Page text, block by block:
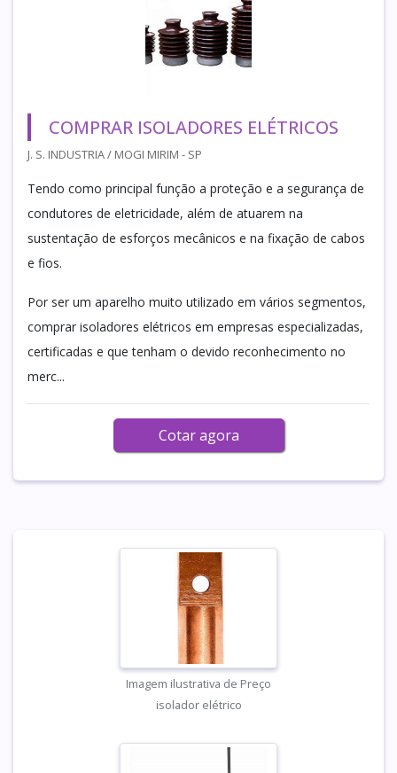
COMPRAR ISOLADORES ELÉTRICOS
J. S. INDUSTRIA / MOGI MIRIM - SP
Tendo como principal função a proteção e a segurança de
condutores de eletricidade, além de atuarem na
sustentação de esforços mecânicos e na fixação de cabos
e fios.
Por ser um aparelho muito utilizado em vários segmentos,
comprar isoladores elétricos em empresas especializadas,
certificadas e que tenham o devido reconhecimento no
merc...
Cotar agora
Imagem ilustrativa de Preço
isolador elétrico